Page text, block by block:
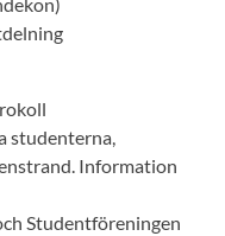
studenterna,
Information
Studentföreningen